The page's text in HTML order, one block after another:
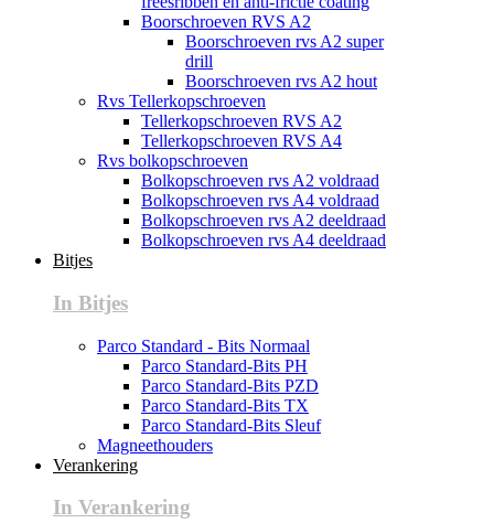
Boorschroeven RVS A2
Boorschroeven rvs A2 super
drill
Boorschroeven rvs A2 hout
Rvs Tellerkopschroeven
Tellerkopschroeven RVS A2
Tellerkopschroeven RVS A4
Rvs bolkopschroeven
Bolkopschroeven rvs A2 voldraad
Bolkopschroeven rvs A4 voldraad
Bolkopschroeven rvs A2 deeldraad
Bolkopschroeven rvs A4 deeldraad
Bitjes
In Bitjes
Parco Standard - Bits Normaal
Parco Standard-Bits PH
Parco Standard-Bits PZD
Parco Standard-Bits TX
Parco Standard-Bits Sleuf
Magneethouders
Verankering
In Verankering